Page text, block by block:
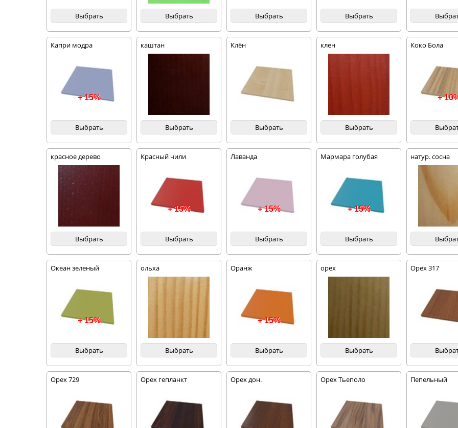
Выбрать Выбрать Выбрать Выбрать
Капри модра
+ 15%
Выбрать
каштан
Выбрать
Клён
Выбрать
клен
Выбрать
Коко Бола
+
красное дерево
Выбрать
Красный чили
+ 15%
Выбрать
Лаванда
+ 15%
Выбрать
Мармара голубая
+ 15%
Выбрать
натур. сосна
Океан зеленый
+ 15%
Выбрать
ольха
Выбрать
Оранж
+ 15%
Выбрать
орех
Выбрать
Орех 317
Орех 729 Орех гепланкт Орех дон. Орех Тьеполо Пепельный